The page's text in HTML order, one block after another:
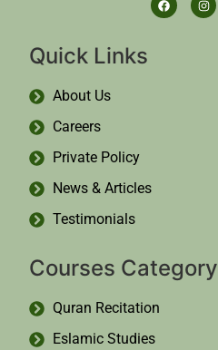
Quick Links
About Us
Careers
Private Policy
News & Articles
Testimonials
Courses Category
Quran Recitation
Eslamic Studies